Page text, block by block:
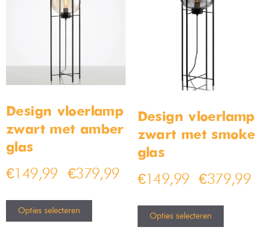
Design vloerlamp
zwart met amber
glas
€149,99 €379,99
Opties selecteren
Design vloerlamp
zwart met smoke
glas
€149,99 –€379,99
Opties selecteren